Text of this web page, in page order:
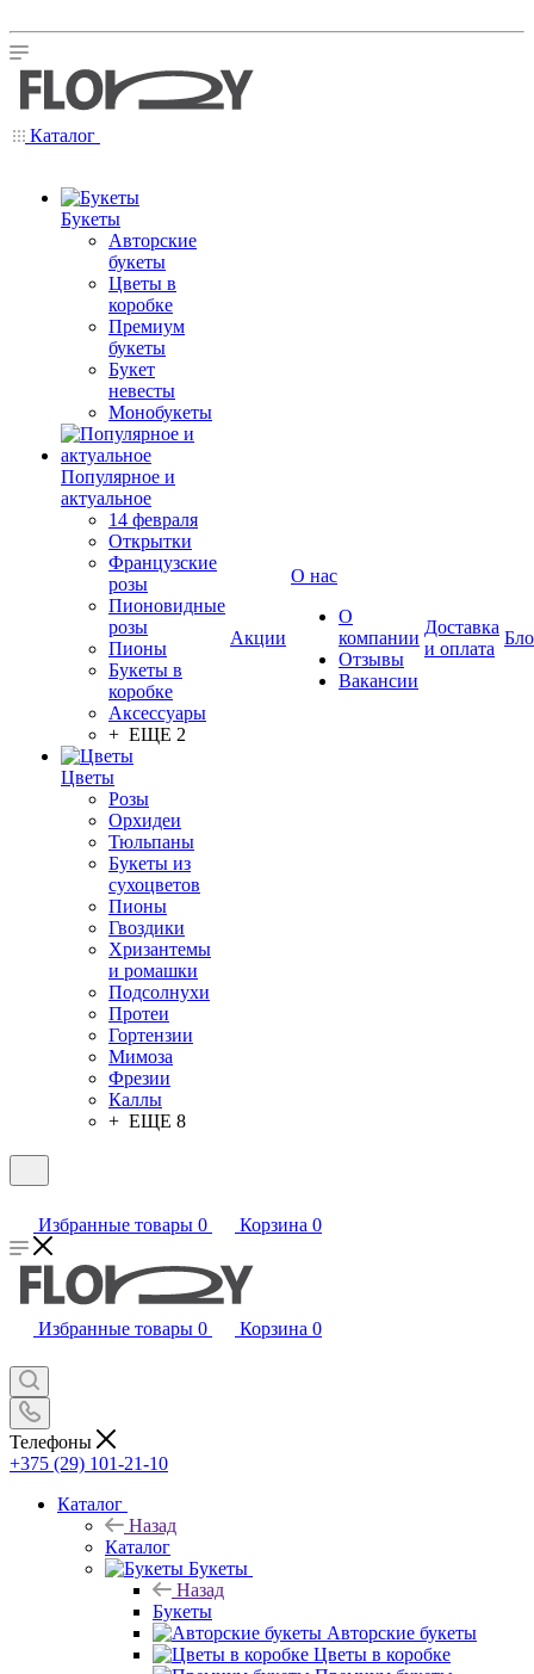
Каталог
Букеты
Авторские
букеты
Цветы в
коробке
Премиум
букеты
Букет
невесты
Монобукеты
Популярное и
актуальное
14 февраля
Открытки
Французские
розы
Пионовидные
розы
Пионы
Букеты в
коробке
Аксессуары
+ ЕЩЕ 2
Цветы
Розы
Орхидеи
Тюльпаны
Букеты из
сухоцветов
Пионы
Гвоздики
Хризантемы
и ромашки
Подсолнухи
Протеи
Гортензии
Мимоза
Фрезии
Каллы
+ ЕЩЕ 8
Акции
О нас
О
компании
Отзывы
Вакансии
Доставка
и оплата
Избранные товары 0 Корзина 0
Избранные товары 0 Корзина 0
Телефоны
+375 (29) 101-21-10
Каталог
Назад
Каталог
Букеты
Назад
Букеты
Авторские букеты
Цветы в коробке